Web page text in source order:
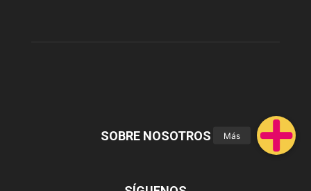
SOBRE NOSOTROS